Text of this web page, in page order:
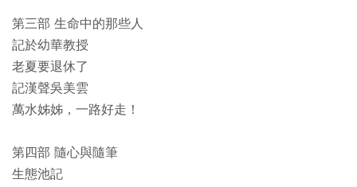
第三部 生命中的那些人
記於幼華教授
老夏要退休了
記漢聲吳美雲
萬水姊姊，一路好走！
第四部 隨心與隨筆
生態池記